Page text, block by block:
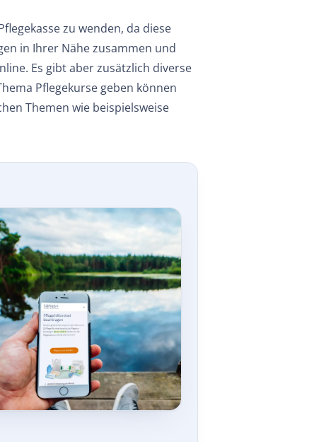
zu wenden, da diese
in Ihrer Nähe zusammen und
Es gibt aber zusätzlich diverse
Pflegekurse geben können
Themen wie beispielsweise